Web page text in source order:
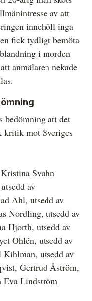
av att
innehöll inga
fick tydligt bemöta
i morden
anmälaren nekade
bedömning att det
kritik mot Sveriges
Svahn
av
Ahl, utsedd av
Nordling, utsedd av
Hjorth, utsedd av
Ohlén, utsedd av
Kihlman, utsedd av
Gertrud Åström,
Eva Lindström